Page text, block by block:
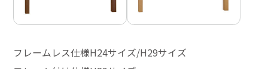
フレームレス仕様H24サイズ/H29サイズ